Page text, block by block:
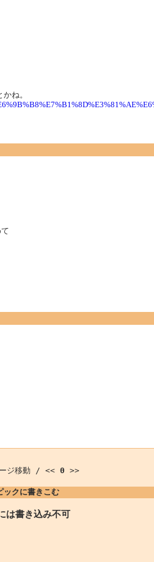
ね。
ージ移動 / << 0 >>
ックに書きこむ
は書き込み不可